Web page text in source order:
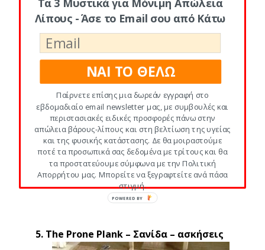
3. Μείνε εδώ για 2 δεύτερα, τεντώνοντας
μπροστά το χέρι σου και πίσω τη φτέρνα
σου.
4. Επανάλαβε αυτήν την άσκηση στην
αντίθετη πλευρά.
5. Κάνε 15 έως 20 επαναλήψεις,
εναλλάσσοντας τις πλευρές.
6. Για μια μεγαλύτερη πρόκληση, άγγιξε
τον αντίθετο αγκώνα σου στο γόνατό σου
καθώς κατεβάζεις το χέρι και το πόδι σου.
5. The Prone Plank – Σανίδα– ασκήσεις
Λίπους - Άσε το Email σου από Κάτω
ΝΑΙ ΤΟ ΘΕΛΩ
Παίρνετε επίσης μια δωρεάν εγγραφή στο
εβδομαδιαίο email newsletter μας, με συμβουλές και
περιστασιακές ειδικές προσφορές πάνω στην
απώλεια βάρους-λίπους και στη βελτίωση της υγείας
και της φυσικής κατάστασης. Δε θα μοιραστούμε
ποτέ τα προσωπικά σας δεδομένα με τρίτους και θα
τα προστατεύουμε σύμφωνα με την Πολιτική
Απορρήτου μας. Μπορείτε να ξεγραφτείτε ανά πάσα
στιγμή.